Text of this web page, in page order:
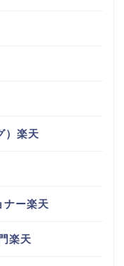
）楽天
ナー楽天
楽天